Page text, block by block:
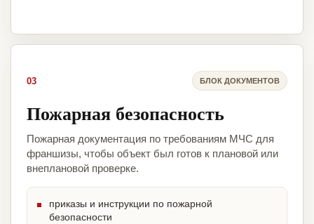
03 БЛОК ДОКУМЕНТОВ
Пожарная безопасность
Пожарная документация по требованиям МЧС для
франшизы, чтобы объект был готов к плановой или
внеплановой проверке.
приказы и инструкции по пожарной
безопасности